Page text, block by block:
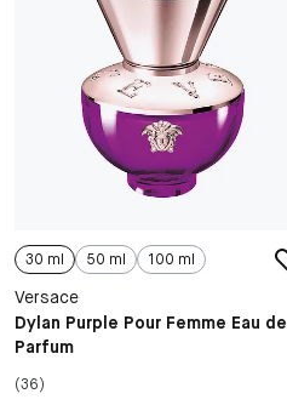
30 ml 50 ml 100 ml
Versace
Dylan Purple Pour Femme Eau de
Parfum
(36)